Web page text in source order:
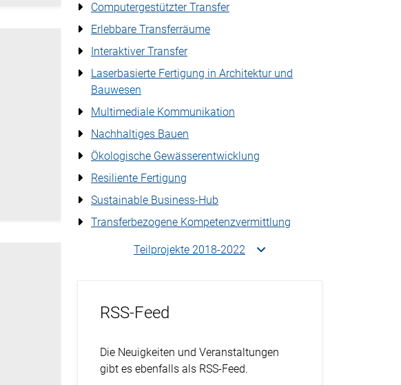
Computergestützter Transfer
Erlebbare Transferräume
Interaktiver Transfer
Laserbasierte Fertigung in Architektur und
Bauwesen
Multimediale Kommunikation
Nachhaltiges Bauen
Ökologische Gewässerentwicklung
Resiliente Fertigung
Sustainable Business-Hub
Transferbezogene Kompetenzvermittlung
Teilprojekte 2018-2022
RSS-Feed
Die Neuigkeiten und Veranstaltungen
gibt es ebenfalls als RSS-Feed.